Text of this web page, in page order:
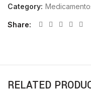
Category:
Share
RELATED